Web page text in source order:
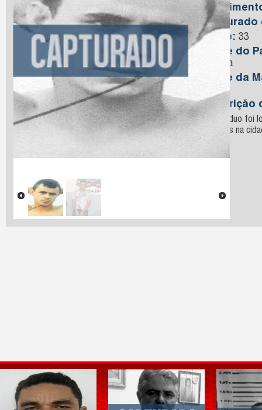
Capturado
Idade: 33
Nome do
Oliveira
Nome da
Descrição
O indivíduo foi
militares na